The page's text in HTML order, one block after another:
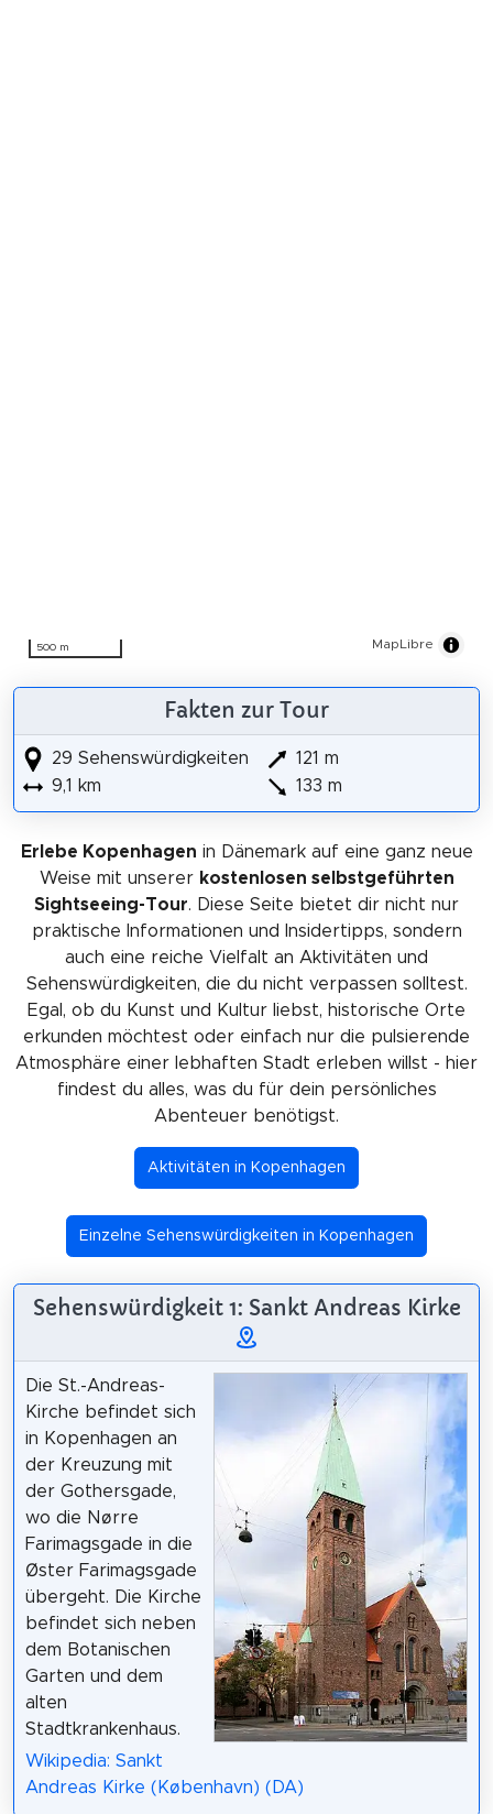
500 m MapLibre
Fakten zur Tour
29 Sehenswürdigkeiten
9,1 km
121 m
133 m
Erlebe Kopenhagen in Dänemark auf eine ganz neue
Weise mit unserer kostenlosen selbstgeführten
Sightseeing-Tour. Diese Seite bietet dir nicht nur
praktische Informationen und Insidertipps, sondern
auch eine reiche Vielfalt an Aktivitäten und
Sehenswürdigkeiten, die du nicht verpassen solltest.
Egal, ob du Kunst und Kultur liebst, historische Orte
erkunden möchtest oder einfach nur die pulsierende
Atmosphäre einer lebhaften Stadt erleben willst - hier
findest du alles, was du für dein persönliches
Abenteuer benötigst.
Aktivitäten in Kopenhagen
Einzelne Sehenswürdigkeiten in Kopenhagen
Sehenswürdigkeit 1: Sankt Andreas Kirke
Die St.-Andreas-
Kirche befindet sich
in Kopenhagen an
der Kreuzung mit
der Gothersgade,
wo die Nørre
Farimagsgade in die
Øster Farimagsgade
übergeht. Die Kirche
befindet sich neben
dem Botanischen
Garten und dem
alten
Stadtkrankenhaus.
Wikipedia: Sankt
Andreas Kirke (København) (DA)